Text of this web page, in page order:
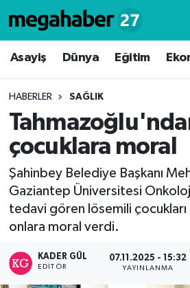
Asayiş Dünya Eğitim
HABERLER SAĞLIK
çocuklara moral
Şahinbey Belediye Başkanı
Gaziantep Üniversitesi
tedavi gören lösemili
onlara moral verdi.
KADER GÜL
EDITÖR
07.11.2025 - 15:32
YAYINLANMA
Hava Durumu
Süper Lig Puan Durumu ve
Tüm Manşetler
Son Dakika Haberleri
Haber Arşivi